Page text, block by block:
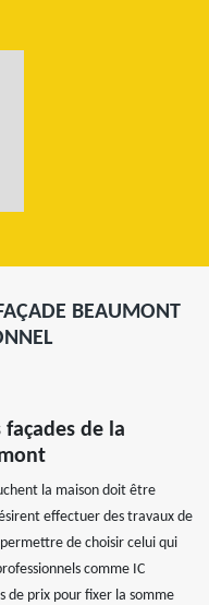
BEAUMONT
de la
la maison doit être
effectuer des travaux de
de choisir celui qui
comme IC
de prix pour fixer la somme